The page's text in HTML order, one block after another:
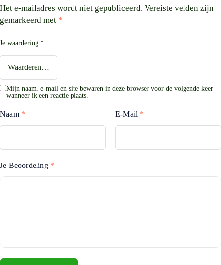
Het e-mailadres wordt niet gepubliceerd. Vereiste velden zijn
gemarkeerd met *
Je waardering *
Je Beoordeling *
Naam * E-Mail *
Mijn naam, e-mail en site bewaren in deze browser voor de volgende keer
wanneer ik een reactie plaats.